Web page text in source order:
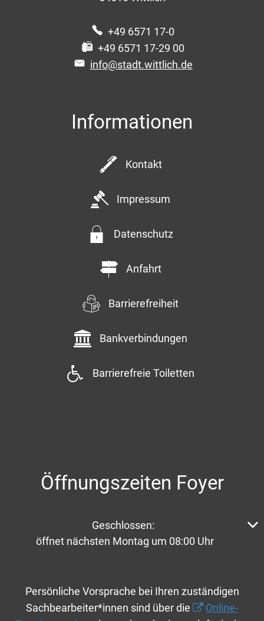
+49 6571 17-0
+49 6571 17-29 00
info@stadt.wittlich.de
Informationen
Kontakt
Impressum
Datenschutz
Anfahrt
Barrierefreiheit
Bankverbindungen
Barrierefreie Toiletten
Öffnungszeiten Foyer
Klicken, um weitere Öffnungs- oder Schließzeiten
Geschlossen:
öffnet nächsten Montag um 08:00 Uhr
Persönliche Vorsprache bei Ihren zuständigen
Sachbearbeiter*innen sind über die
Online-